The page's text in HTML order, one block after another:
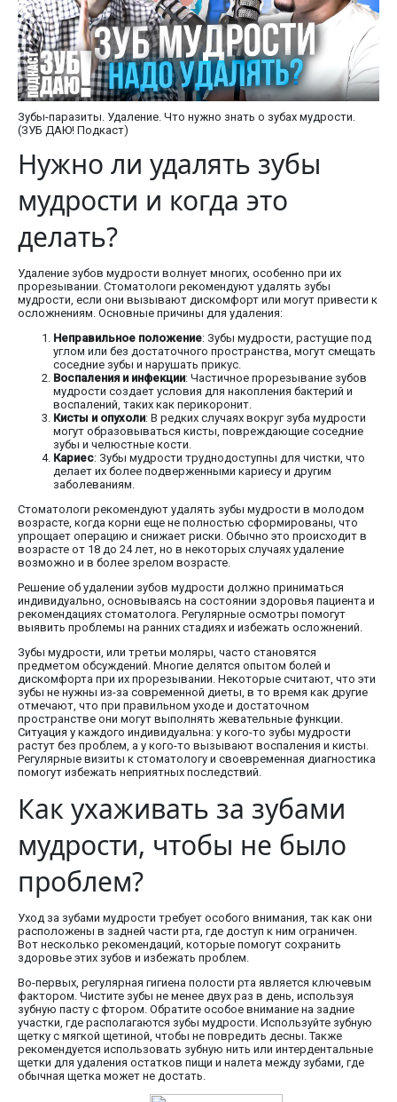
Зубы-паразиты. Удаление. Что нужно знать о зубах мудрости.
(ЗУБ ДАЮ! Подкаст)
Нужно ли удалять зубы
мудрости и когда это
делать?
Удаление зубов мудрости волнует многих, особенно при их
прорезывании. Стоматологи рекомендуют удалять зубы
мудрости, если они вызывают дискомфорт или могут привести к
осложнениям. Основные причины для удаления:
Неправильное положение: Зубы мудрости, растущие под
углом или без достаточного пространства, могут смещать
соседние зубы и нарушать прикус.
Воспаления и инфекции: Частичное прорезывание зубов
мудрости создает условия для накопления бактерий и
воспалений, таких как перикоронит.
Кисты и опухоли: В редких случаях вокруг зуба мудрости
могут образовываться кисты, повреждающие соседние
зубы и челюстные кости.
Кариес: Зубы мудрости труднодоступны для чистки, что
делает их более подверженными кариесу и другим
заболеваниям.
Стоматологи рекомендуют удалять зубы мудрости в молодом
возрасте, когда корни еще не полностью сформированы, что
упрощает операцию и снижает риски. Обычно это происходит в
возрасте от 18 до 24 лет, но в некоторых случаях удаление
возможно и в более зрелом возрасте.
Решение об удалении зубов мудрости должно приниматься
индивидуально, основываясь на состоянии здоровья пациента и
рекомендациях стоматолога. Регулярные осмотры помогут
выявить проблемы на ранних стадиях и избежать осложнений.
Зубы мудрости, или третьи моляры, часто становятся
предметом обсуждений. Многие делятся опытом болей и
дискомфорта при их прорезывании. Некоторые считают, что эти
зубы не нужны из-за современной диеты, в то время как другие
отмечают, что при правильном уходе и достаточном
пространстве они могут выполнять жевательные функции.
Ситуация у каждого индивидуальна: у кого-то зубы мудрости
растут без проблем, а у кого-то вызывают воспаления и кисты.
Регулярные визиты к стоматологу и своевременная диагностика
помогут избежать неприятных последствий.
Как ухаживать за зубами
мудрости, чтобы не было
проблем?
Уход за зубами мудрости требует особого внимания, так как они
расположены в задней части рта, где доступ к ним ограничен.
Вот несколько рекомендаций, которые помогут сохранить
здоровье этих зубов и избежать проблем.
Во-первых, регулярная гигиена полости рта является ключевым
фактором. Чистите зубы не менее двух раз в день, используя
зубную пасту с фтором. Обратите особое внимание на задние
участки, где располагаются зубы мудрости. Используйте зубную
щетку с мягкой щетиной, чтобы не повредить десны. Также
рекомендуется использовать зубную нить или интердентальные
щетки для удаления остатков пищи и налета между зубами, где
обычная щетка может не достать.